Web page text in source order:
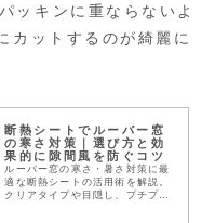
ッキンに重ならないよ
カットするのが綺麗に
断熱シートでルーバー窓
の寒さ対策｜選び方と効
果的に隙間風を防ぐコツ
ルーバー窓の寒さ・暑さ対策に最
適な断熱シートの活用術を解説。
クリアタイプや目隠し、プチプチ